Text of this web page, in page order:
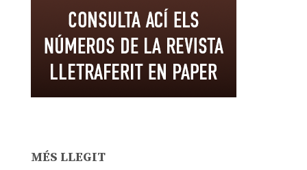
MÉS LLEGIT